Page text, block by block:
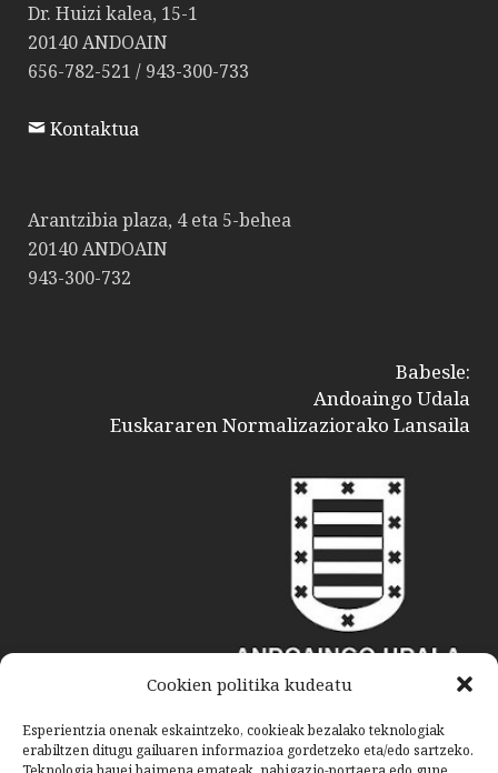
Cookien politika kudeatu
Esperientzia onenak eskaintzeko, cookieak bezalako teknologiak
erabiltzen ditugu gailuaren informazioa gordetzeko eta/edo sartzeko.
Dr. Huizi kalea, 15-1
20140 ANDOAIN
656-782-521 / 943-300-733
Kontaktua
Arantzibia plaza, 4 eta 5-behea
20140 ANDOAIN
943-300-732
Babesle:
Andoaingo Udala
Euskararen Normalizaziorako Lansaila